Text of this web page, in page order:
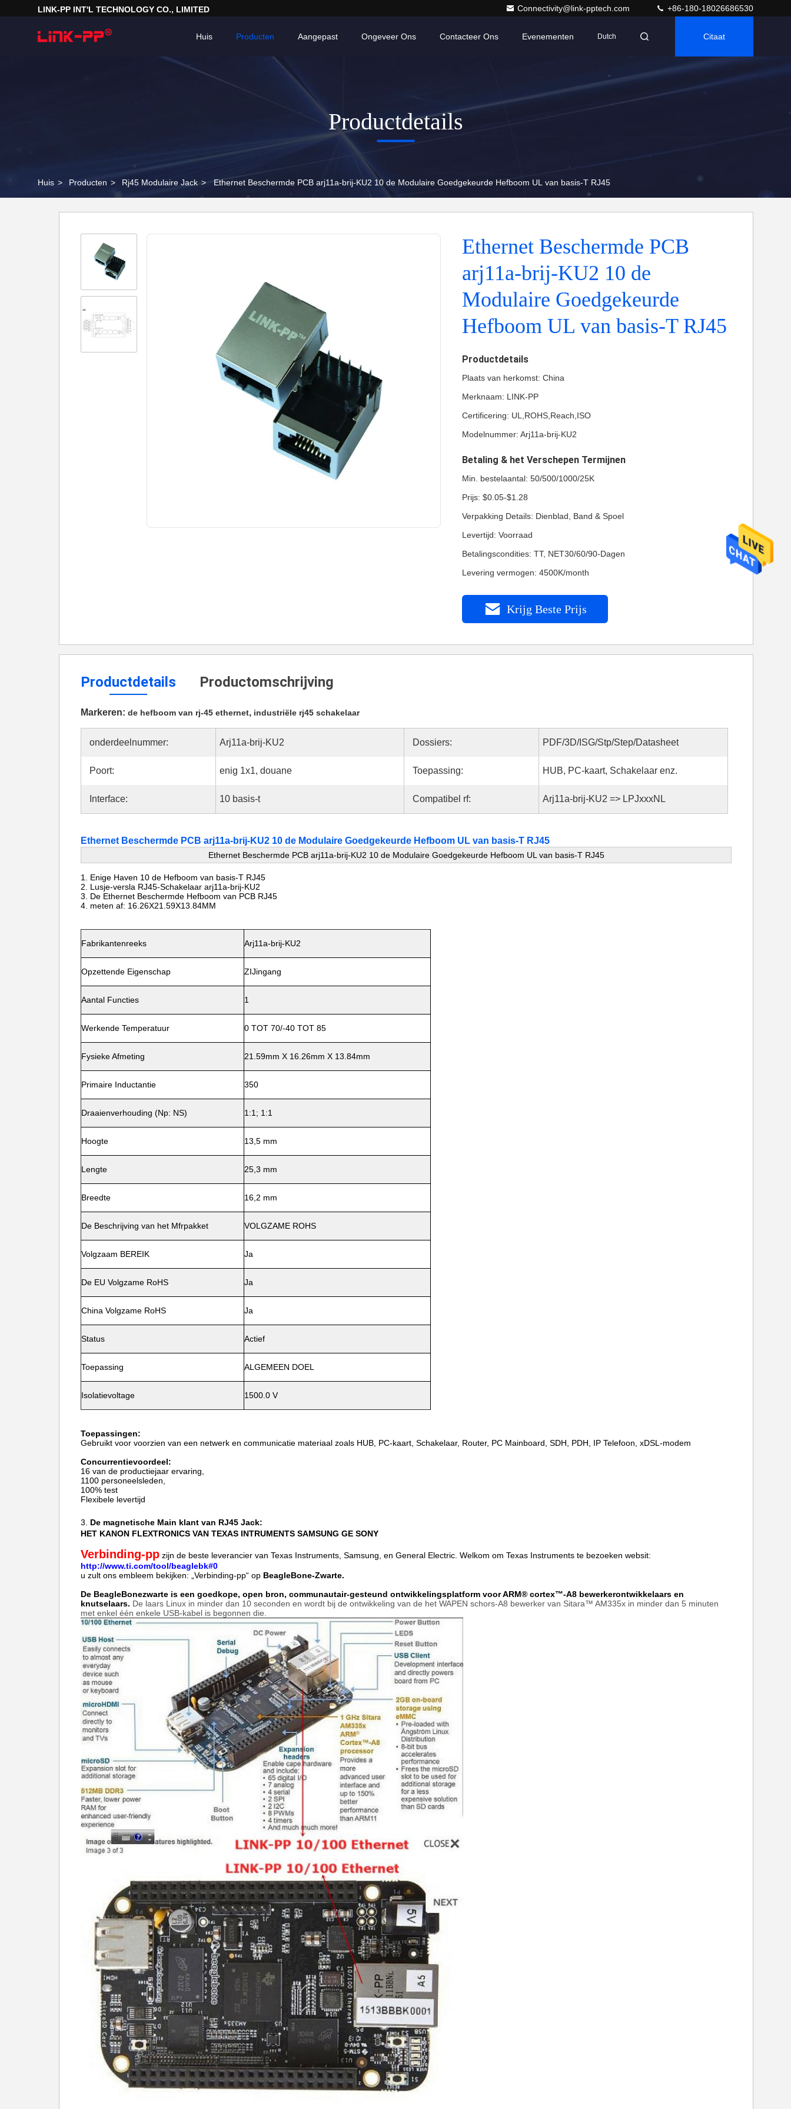
LINK-PP INT'L TECHNOLOGY CO., LIMITED Connectivity@link-pptech.com +86-180-18026686530
Huis Producten Ongeveer Ons Contacteer Ons Evenementen
Aangepast Dutch Citaat
Productdetails
Huis > Producten > Rj45 Modulaire Jack > Ethernet Beschermde PCB arj11a-brij-KU2 10 de Modulaire Goedgekeurde Hefboom UL van basis-T RJ45
Ethernet Beschermde PCB
arj11a-brij-KU2 10 de
Modulaire Goedgekeurde
Hefboom UL van basis-T RJ45
Productdetails
Plaats van herkomst: China
Merknaam: LINK-PP
Certificering: UL,ROHS,Reach,ISO
Modelnummer: Arj11a-brij-KU2
Betaling & het Verschepen Termijnen
Min. bestelaantal: 50/500/1000/25K
Prijs: $0.05-$1.28
Verpakking Details: Dienblad, Band & Spoel
Levertijd: Voorraad
Betalingscondities: TT, NET30/60/90-Dagen
Levering vermogen: 4500K/month
Krijg Beste Prijs
Productdetails Productomschrijving
Markeren: de hefboom van rj-45 ethernet, industriële rj45 schakelaar
onderdeelnummer: Arj11a-brij-KU2 Dossiers: PDF/3D/ISG/Stp/Step/Datasheet
Poort: enig 1x1, douane Toepassing: HUB, PC-kaart, Schakelaar enz.
Interface: 10 basis-t Compatibel rf: Arj11a-brij-KU2 => LPJxxxNL
Ethernet Beschermde PCB arj11a-brij-KU2 10 de Modulaire Goedgekeurde Hefboom UL van basis-T RJ45
Ethernet Beschermde PCB arj11a-brij-KU2 10 de Modulaire Goedgekeurde Hefboom UL van basis-T RJ45
1. Enige Haven 10 de Hefboom van basis-T RJ45
2. Lusje-versla RJ45-Schakelaar arj11a-brij-KU2
3. De Ethernet Beschermde Hefboom van PCB RJ45
4. meten af: 16.26X21.59X13.84MM
Fabrikantenreeks Arj11a-brij-KU2
Opzettende Eigenschap ZIJingang
Aantal Functies 1
Werkende Temperatuur 0 TOT 70/-40 TOT 85
Fysieke Afmeting 21.59mm X 16.26mm X 13.84mm
Primaire Inductantie 350
Draaienverhouding (Np: NS) 1:1; 1:1
Hoogte 13,5 mm
Lengte 25,3 mm
Breedte 16,2 mm
De Beschrijving van het Mfrpakket VOLGZAME ROHS
Volgzaam BEREIK Ja
De EU Volgzame RoHS Ja
China Volgzame RoHS Ja
Status Actief
Toepassing ALGEMEEN DOEL
Isolatievoltage 1500.0 V
Toepassingen:
Gebruikt voor voorzien van een netwerk en communicatie materiaal zoals HUB, PC-kaart, Schakelaar, Router, PC Mainboard, SDH, PDH, IP Telefoon, xDSL-modem
Concurrentievoordeel:
16 van de productiejaar ervaring,
1100 personeelsleden,
100% test
Flexibele levertijd
3. De magnetische Main klant van RJ45 Jack:
HET KANON FLEXTRONICS VAN TEXAS INTRUMENTS SAMSUNG GE SONY
Verbinding-pp zijn de beste leverancier van Texas Instruments, Samsung, en General Electric. Welkom om Texas Instruments te bezoeken websit:
http://www.ti.com/tool/beaglebk#0
u zult ons embleem bekijken: „Verbinding-pp“ op BeagleBone-Zwarte.
De BeagleBonezwarte is een goedkope, open bron, communautair-gesteund ontwikkelingsplatform voor ARM® cortex™-A8 bewerkerontwikkelaars en
knutselaars. De laars Linux in minder dan 10 seconden en wordt bij de ontwikkeling van de het WAPEN schors-A8 bewerker van Sitara™ AM335x in minder dan 5 minuten
met enkel één enkele USB-kabel is begonnen die.